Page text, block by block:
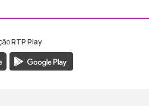
RTP Play